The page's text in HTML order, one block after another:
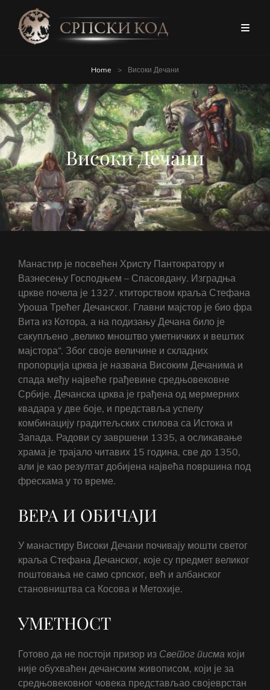
Home > Високи Дечани
Високи Дечани
Манастир је посвећен Христу Пантократору и
Вазнесењу Господњем – Спасовдану. Изградња
цркве почела је 1327. ктиторством краља Стефана
Уроша Трећег Дечанског. Главни мајстор је био фра
Вита из Котора, а на подизању Дечана било је
сакупљено „велико мноштво уметничких и вештих
мајстора“. Због своје величине и складних
пропорција црква је названа Високим Дечанима и
спада међу највеће грађевине средњовековне
Србије. Дечанска црква је грађена од мермерних
квадара у две боје, и представља успелу
комбинацију градитељских стилова са Истока и
Запада. Радови су завршени 1335, а осликавање
храма је трајало читавих 15 година, све до 1350,
али је као резултат добијена највећа површина под
фрескама у то време.
ВЕРА И ОБИЧАЈИ
У манастиру Високи Дечани почивају мошти светог
краља Стефана Дечанског, које су предмет великог
поштовања не само српског, већ и албанског
становништва са Косова и Метохије.
УМЕТНОСТ
Готово да не постоји призор из Светог писма који
није обухваћен дечанским живописом, који је за
средњовековног човека представљао својеврстан